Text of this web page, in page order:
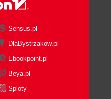
Sensus.pl
DlaBystrzakow.pl
Ebookpoint.pl
Beya.pl
Sploty